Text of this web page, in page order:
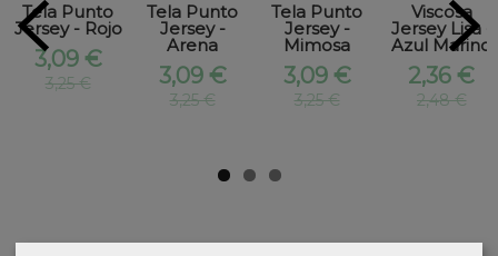
Tela Punto
Jersey - Rojo
3,09 €
3,25 €
Tela Punto
Jersey -
Arena
3,09 €
3,25 €
Tela Punto
Jersey -
Mimosa
3,09 €
3,25 €
Viscosa
Jersey Lisa -
Azul Marino
2,36 €
2,48 €